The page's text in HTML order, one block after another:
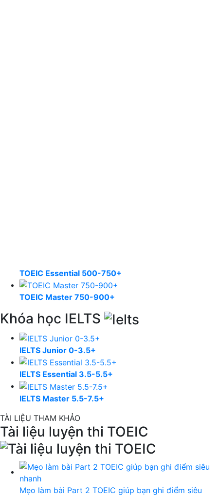
TOEIC Essential 500-750+
TOEIC Master 750-900+
Khóa học IELTS
IELTS Junior 0-3.5+
IELTS Essential 3.5-5.5+
IELTS Master 5.5-7.5+
TÀI LIỆU THAM KHẢO
Tài liệu luyện thi TOEIC
Mẹo làm bài Part 2 TOEIC giúp bạn ghi điểm siêu